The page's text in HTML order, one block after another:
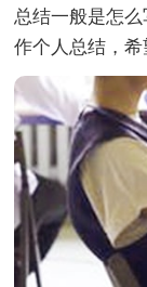
总结一般是怎
作个人总结，希